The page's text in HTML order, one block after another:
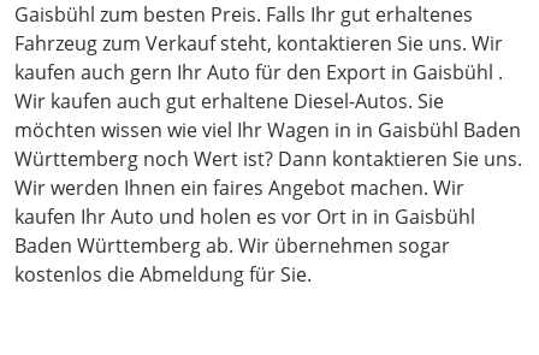
Gaisbühl zum besten Preis. Falls Ihr gut erhaltenes
Fahrzeug zum Verkauf steht, kontaktieren Sie uns. Wir
kaufen auch gern Ihr Auto für den Export in Gaisbühl .
Wir kaufen auch gut erhaltene Diesel-Autos. Sie
möchten wissen wie viel Ihr Wagen in in Gaisbühl Baden
Württemberg noch Wert ist? Dann kontaktieren Sie uns.
Wir werden Ihnen ein faires Angebot machen. Wir
kaufen Ihr Auto und holen es vor Ort in in Gaisbühl
Baden Württemberg ab. Wir übernehmen sogar
kostenlos die Abmeldung für Sie.